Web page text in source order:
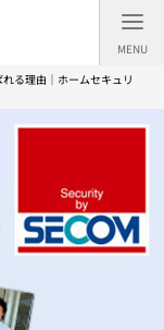
MENU
る理由｜ホームセキュリ